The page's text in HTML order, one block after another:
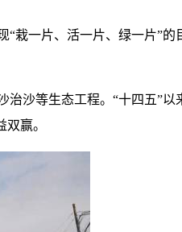
栽一片、活一片、绿一片”
沙等生态工程。“十四五”以
赢。